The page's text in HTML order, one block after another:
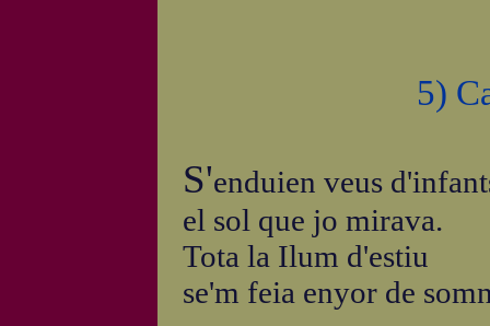
5)
S'enduien veus
el sol que jo mirava.
Tota la Ilum d'estiu
se'm feia enyor de